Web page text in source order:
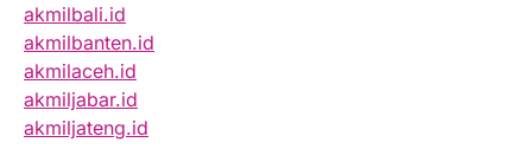
akmilbali.id
akmilbanten.id
akmilaceh.id
akmiljabar.id
akmiljateng.id